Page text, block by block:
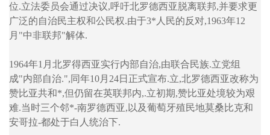
位.立法委员会通过决议,呼吁北罗德西亚脱离联邦,并要求更
广泛的自治民主权和公民权.由于3*人民的反对,1963年12
月"中非联邦"解体.
1964年1月北罗得西亚实行内部自治,由联合民族.立党组
成"内部自治.",同年10月24日正式宣布.立,北罗德西亚改称为
赞比亚共和*,但仍留在英联邦内,.立初期,赞比亚处境较为艰
难.当时三个邻*-南罗德西亚,以及葡萄牙殖民地莫桑比克和
安哥拉-都处于白人统治下.